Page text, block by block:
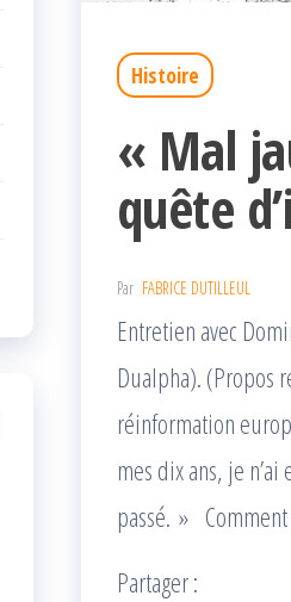
Histoire
« Mal
quête
Par FABRICE DUTILLEUL
Entretien avec
Dualpha). (Propos
réinformation
mes dix ans, je
passé. »
Partager :